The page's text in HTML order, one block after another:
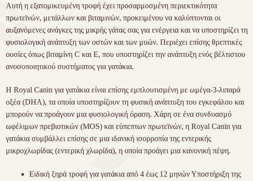
Αυτή η εξατομικευμένη τροφή έχει προσαρμοσμένη περιεκτικότητα
πρωτεϊνών, μετάλλων και βιταμινών, προκειμένου να καλύπτονται οι
αυξανόμενες ανάγκες της μικρής γάτας σας για ενέργεια και να υποστηρίζει τη
φυσιολογική ανάπτυξη των οστών και των μυών. Περιέχει επίσης θρεπτικές
ουσίες όπως βιταμίνη C και E, που υποστηρίζει την ανάπτυξη ενός βέλτιστου
ανοσοποιητικού συστήματος για γατάκια.
Η Royal Canin για γατάκια είναι επίσης εμπλουτισμένη με ωμέγα-3-λιπαρά
οξέα (DHA), τα οποία υποστηρίζουν τη φυσική ανάπτυξη του εγκεφάλου και
μπορούν να προάγουν μια φυσιολογική όραση. Χάρη σε ένα συνδυασμό
ωφέλιμων πρεβιοτικών (MOS) και εύπεπτων πρωτεϊνών, η Royal Canin για
γατάκια συμβάλλει επίσης σε μια ιδανική ισορροπία της εντερικής
μικροχλωρίδας (εντερική χλωρίδα), η οποία προάγει μια κανονική πέψη.
Ειδική ξηρά τροφή για γατάκια από 4 έως 12 μηνών Υποστήριξη της